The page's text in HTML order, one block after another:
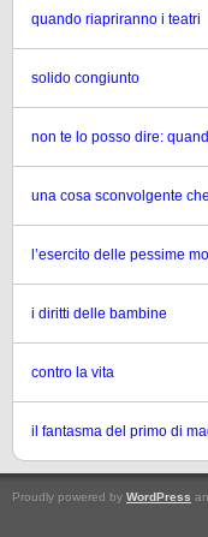
quando riapriranno i teatri
solido congiunto
non te lo posso dire:
una cosa sconvolgente
l’esercito delle pessime
i diritti delle bambine
contro la vita
il fantasma del primo di
Proudly powered by WordPress